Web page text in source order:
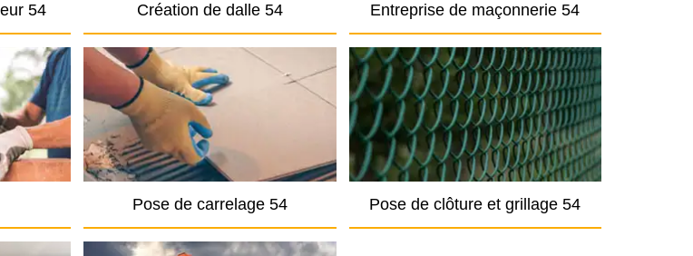
54 Création de dalle 54 Entreprise de maçonnerie 54
Pose de carrelage 54 Pose de clôture et grillage 54